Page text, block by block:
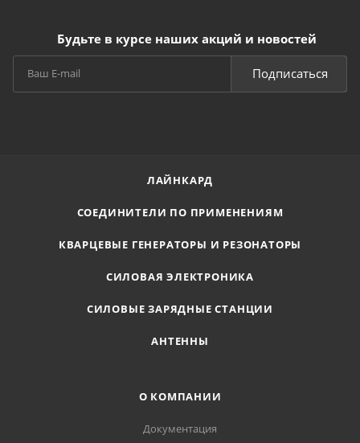
Будьте в курсе наших акций и новостей
Подписаться
ЛАЙНКАРД
СОЕДИНИТЕЛИ ПО ПРИМЕНЕНИЯМ
КВАРЦЕВЫЕ ГЕНЕРАТОРЫ И РЕЗОНАТОРЫ
СИЛОВАЯ ЭЛЕКТРОНИКА
СИЛОВЫЕ ЗАРЯДНЫЕ СТАНЦИИ
АНТЕННЫ
О КОМПАНИИ
Документация